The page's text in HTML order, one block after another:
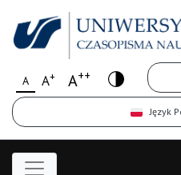
A A+ A++
Język